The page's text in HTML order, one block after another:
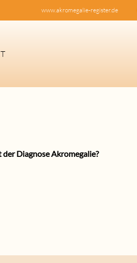
www.akromegalie-register.de
Diagnose Akromegalie?